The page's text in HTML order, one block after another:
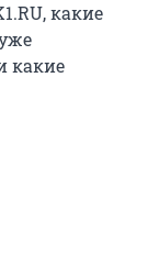
какие
какие